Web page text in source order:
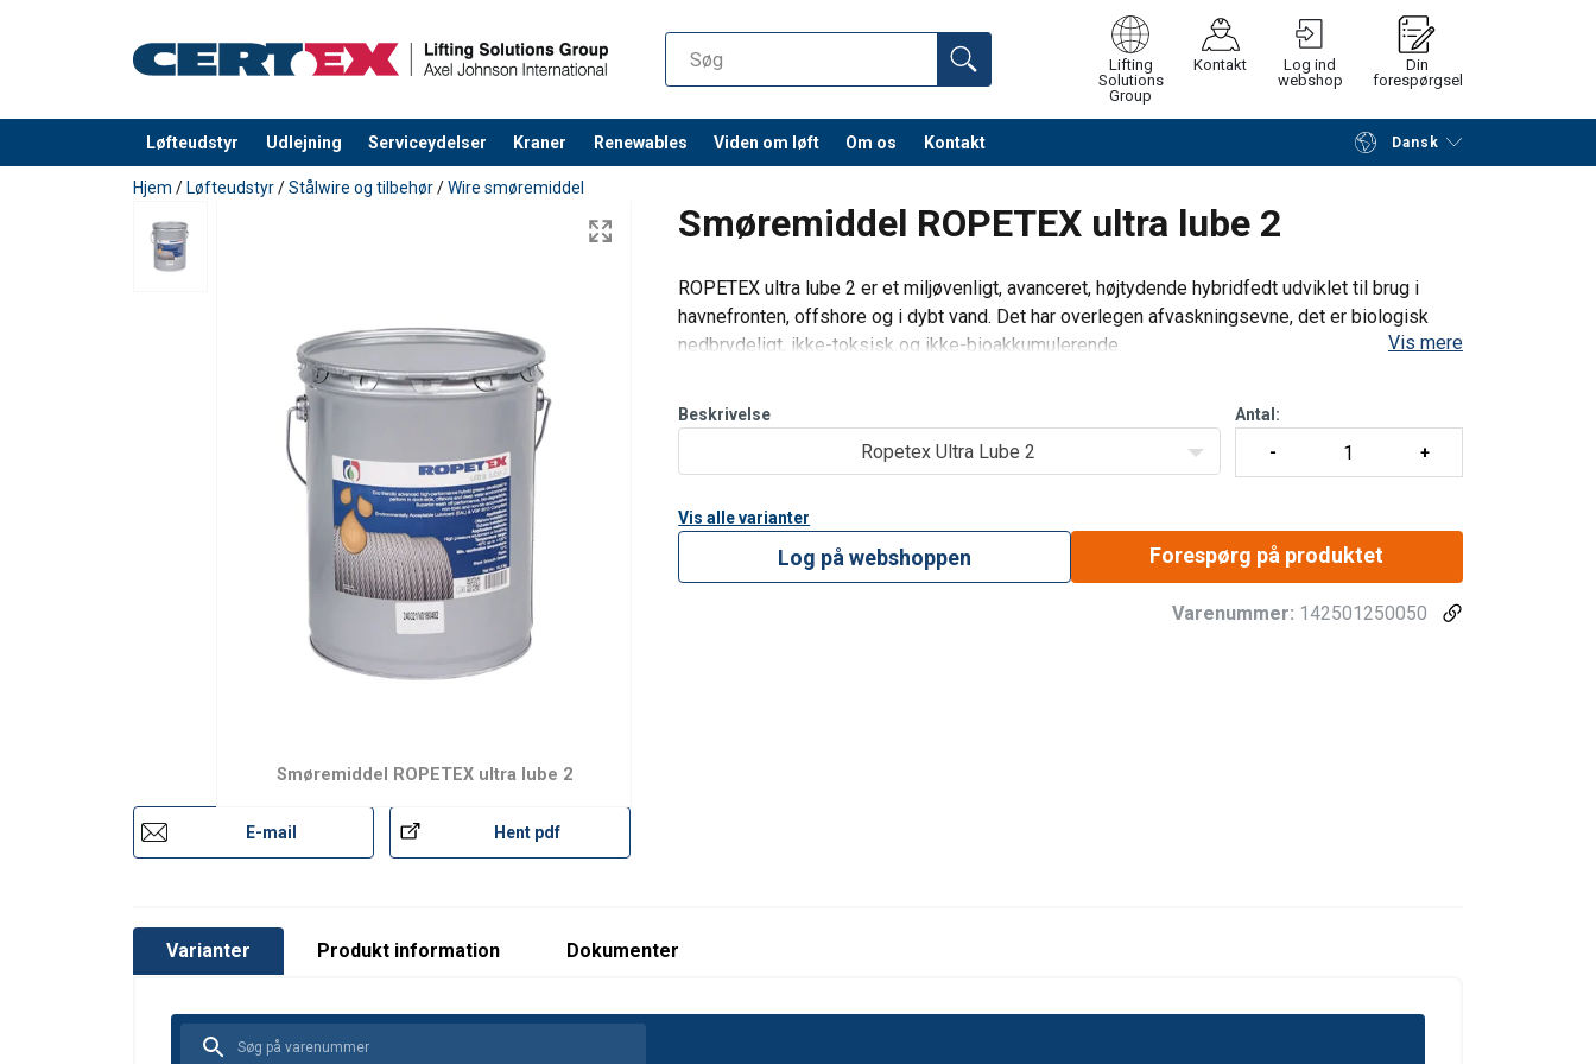
Lifting
Solutions
Group
Kontakt
Log ind
webshop
Din
forespørgsel
Løfteudstyr Udlejning Serviceydelser Kraner Renewables Viden om løft Om os Kontakt Dansk
Produktet blev tilføjet til din forespørgsel Fortsæt Gå til checkout
Hjem / Løfteudstyr/Stålwire og tilbehør/Wire smøremiddel
Smøremiddel ROPETEX ultra lube 2
Smøremiddel ROPETEX ultra lube 2
E-mail Hent pdf
ROPETEX ultra lube 2 er et miljøvenligt, avanceret, højtydende hybridfedt udviklet til brug i
havnefronten, offshore og i dybt vand. Det har overlegen afvaskningsevne, det er biologisk
nedbrydeligt, ikke-toksisk og ikke-bioakkumulerende.
Vis mere
Beskrivelse
Ropetex Ultra Lube 2
Antal:
Vis alle varianter
Log på webshoppen Forespørg på produktet
Varenummer: 142501250050
Varianter Produkt information Dokumenter
Arbejdstemperatur:
SDS_Ropetex_Ultra_Lube_2_Denmark_161123.pdf